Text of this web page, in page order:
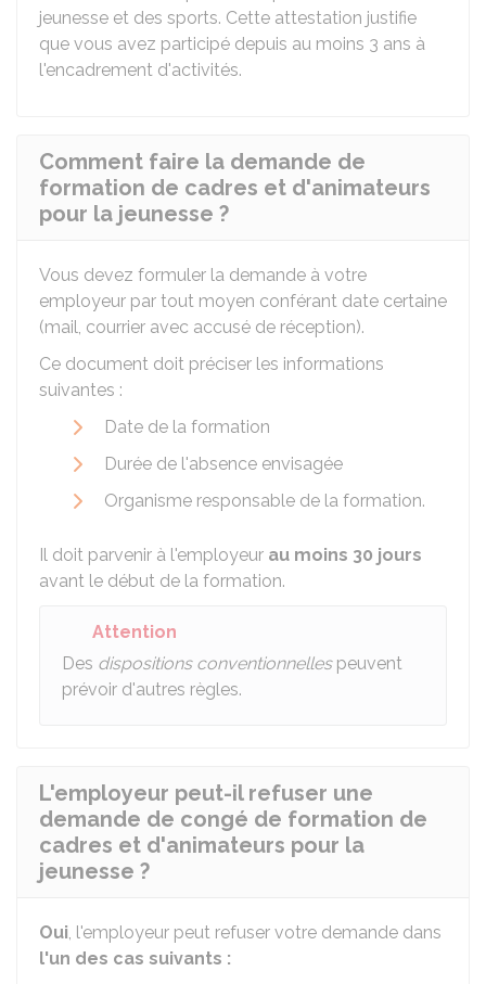
jeunesse et des sports. Cette attestation justifie
que vous avez participé depuis au moins 3 ans à
l'encadrement d'activités.
Comment faire la demande de
formation de cadres et d'animateurs
pour la jeunesse ?
Vous devez formuler la demande à votre
employeur par tout moyen conférant date certaine
(mail, courrier avec accusé de réception).
Ce document doit préciser les informations
suivantes :
Date de la formation
Durée de l'absence envisagée
Organisme responsable de la formation.
Il doit parvenir à l'employeur au moins 30 jours
avant le début de la formation.
Attention
Des dispositions conventionnellespeuvent
prévoir d'autres règles.
L'employeur peut-il refuser une
demande de congé de formation de
cadres et d'animateurs pour la
jeunesse ?
Oui, l'employeur peut refuser votre demande dans
l'un des cas suivants :